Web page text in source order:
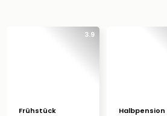
3.9
Frühstück
Halbpension